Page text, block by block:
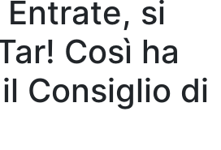
Entrate, si
Così ha
Consiglio di